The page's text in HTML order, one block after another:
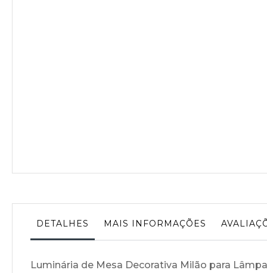
DETALHES MAIS INFORMAÇÕES
Luminária de Mesa Decorativa Milão para